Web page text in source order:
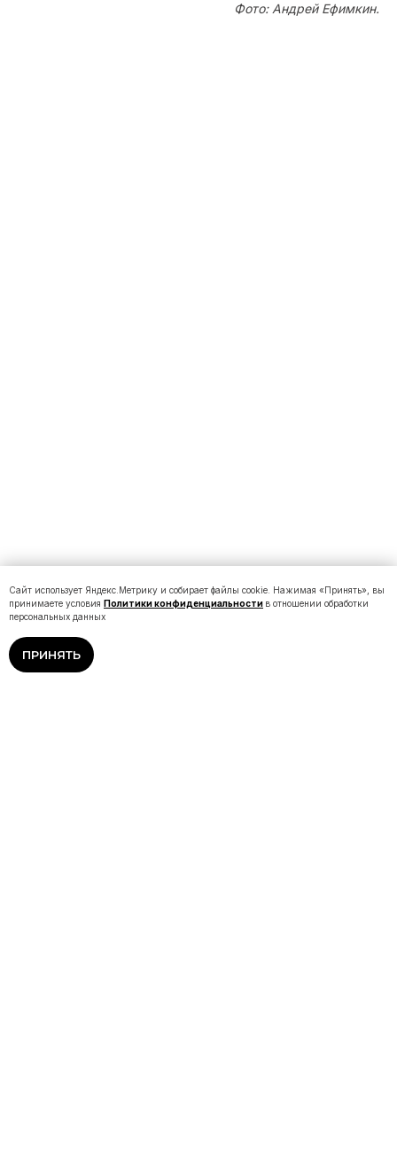
Фото: Андрей Ефимкин.
Сайт использует Яндекс.Метрику и собирает файлы cookie. Нажимая «Принять», вы
принимаете условия Политики конфиденциальности в отношении обработки
персональных данных
ПРИНЯТЬ